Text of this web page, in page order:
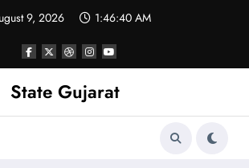
9, 2026 1:46:42 AM
State Gujarat